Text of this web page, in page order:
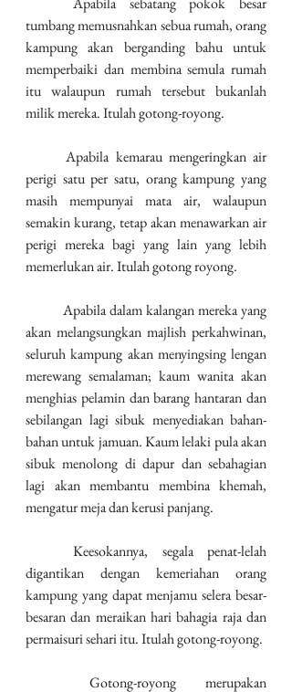
tumbang memusnahkan sebua rumah, orang
kampung akan berganding bahu untuk
memperbaiki dan membina semula rumah
itu walaupun rumah tersebut bukanlah
milik mereka. Itulah gotong-royong.
	Apabila kemarau mengeringkan air
perigi satu per satu, orang kampung yang
masih mempunyai mata air, walaupun
semakin kurang, tetap akan menawarkan air
perigi mereka bagi yang lain yang lebih
memerlukan air. Itulah gotong royong.
akan melangsungkan majlish perkahwinan,
seluruh kampung akan menyingsing lengan
merewang semalaman; kaum wanita akan
menghias pelamin dan barang hantaran dan
sebilangan lagi sibuk menyediakan bahan-
bahan untuk jamuan. Kaum lelaki pula akan
sibuk menolong di dapur dan sebahagian
lagi akan membantu membina khemah,
mengatur meja dan kerusi panjang.
	Keesokannya, segala penat-lelah
digantikan dengan kemeriahan orang
kampung yang dapat menjamu selera besar-
besaran dan meraikan hari bahagia raja dan
permaisuri sehari itu. Itulah gotong-royong.